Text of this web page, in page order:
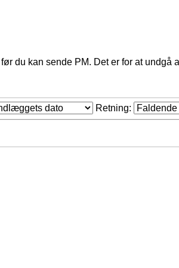
du kan sende PM. Det er for at undgå
Retning: